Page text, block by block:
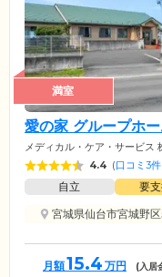
満室
愛の家 グループホ
メディカル・ケア・サービス
4.4 (口コミ3件
自立 要
宮城県仙台市宮城野
月額15.4 万円 (入居